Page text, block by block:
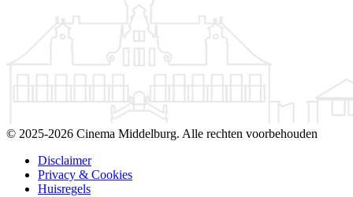
© 2025-2026 Cinema Middelburg. Alle rechten voorbehouden
Disclaimer
Privacy & Cookies
Huisregels